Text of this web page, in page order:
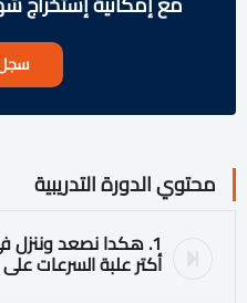
محتوي الدورة التدريبية
أكتر علبة السرعات